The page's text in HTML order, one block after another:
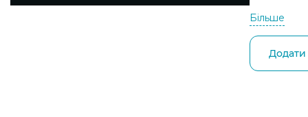
Більше